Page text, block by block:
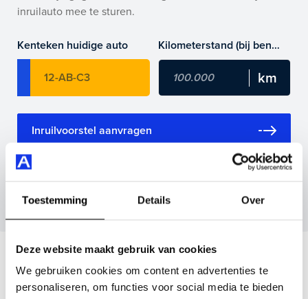
Toestemming Details Over
Deze website maakt gebruik van cookies
We gebruiken cookies om content en advertenties te
personaliseren, om functies voor social media te bieden
Polo ook bij ons financieren of leasen.
Maak snel een afspraak in de showroom of bestel hem
direct online.
inruilauto mee te sturen.
Kenteken huidige auto Kilometerstand (bij benadering)
Inruilvoorstel aanvragen
een voorstel.
Veelgestelde vragen
Wanneer kan ik een proefrit maken?